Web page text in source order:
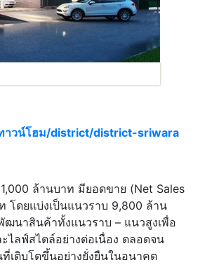
าวน์โฮม/district/district-sriwara
ล้านบาท มียอดขาย (Net Sales
โดยแบ่งเป็นแนวราบ 9,800 ล้าน
นาสินค้าทั้งแนวราบ – แนวสูงเพื่อ
ไลฟ์สไตล์อย่างต่อเนื่อง ตลอดจน
เติบโตขึ้นอย่างยั่งยืนในอนาคต